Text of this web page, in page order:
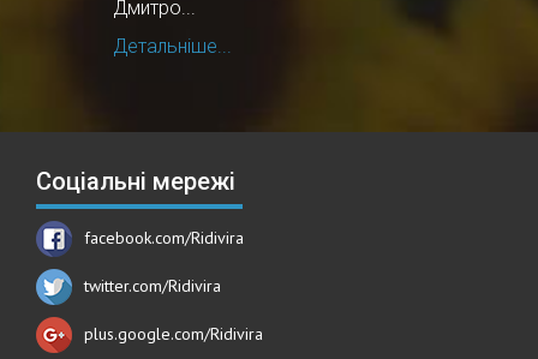
Дмитро...
Детальніше...
Соціальні мережі
facebook.com/Ridivira
twitter.com/Ridivira
plus.google.com/Ridivira